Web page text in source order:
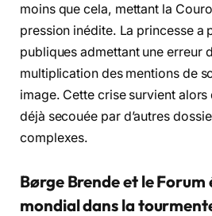
moins que cela, mettant la
pression inédite. La princesse a
publiques admettant une erreur
multiplication des mentions de
image. Cette crise survient
déjà secouée par d’autres
complexes.
Børge Brende et le Forum
mondial dans la